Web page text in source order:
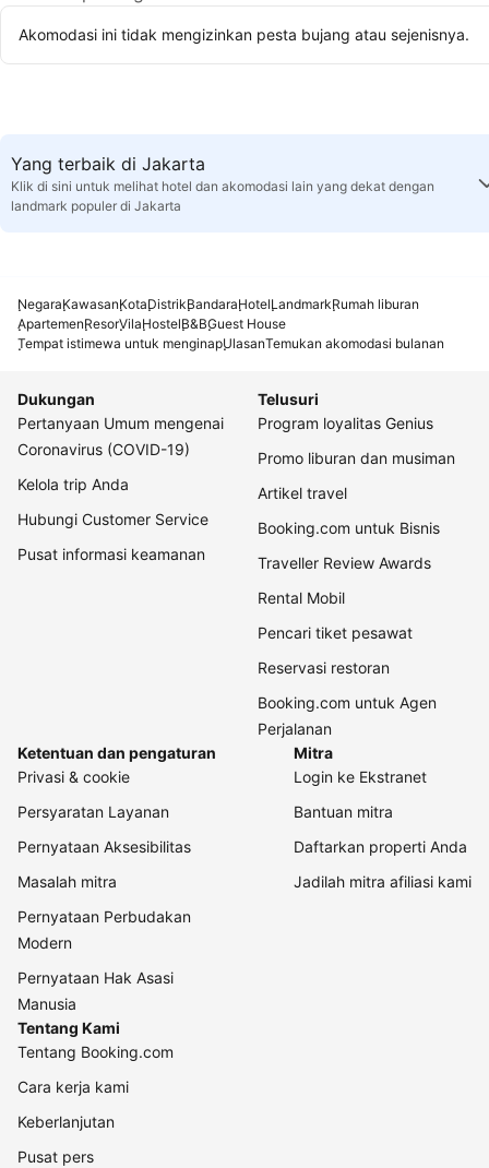
Akomodasi ini tidak mengizinkan pesta bujang atau sejenisnya.
Yang terbaik di Jakarta
Klik di sini untuk melihat hotel dan akomodasi lain yang dekat dengan
landmark populer di Jakarta
NegaraKawasanKotaDistrikBandaraHotelLandmarkRumah liburan
ApartemenResorVilaHostelB&BGuest House
Tempat istimewa untuk menginapUlasanTemukan akomodasi bulanan
Dukungan
Pertanyaan Umum mengenai
Coronavirus (COVID-19)
Kelola trip Anda
Hubungi Customer Service
Pusat informasi keamanan
Telusuri
Program loyalitas Genius
Promo liburan dan musiman
Artikel travel
Booking.com untuk Bisnis
Traveller Review Awards
Rental Mobil
Pencari tiket pesawat
Reservasi restoran
Booking.com untuk Agen
Perjalanan
Ketentuan dan pengaturan
Privasi & cookie
Persyaratan Layanan
Pernyataan Aksesibilitas
Masalah mitra
Pernyataan Perbudakan
Modern
Pernyataan Hak Asasi
Manusia
Mitra
Login ke Ekstranet
Bantuan mitra
Daftarkan properti Anda
Jadilah mitra afiliasi kami
Tentang Kami
Tentang Booking.com
Cara kerja kami
Keberlanjutan
Pusat pers